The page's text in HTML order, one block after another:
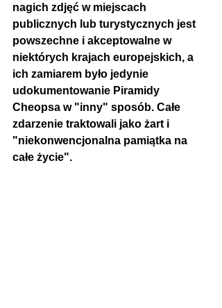
nagich zdjęć w miejscach
publicznych lub turystycznych jest
powszechne i akceptowalne w
niektórych krajach europejskich, a
ich zamiarem było jedynie
udokumentowanie Piramidy
Cheopsa w "inny" sposób. Całe
zdarzenie traktowali jako żart i
"niekonwencjonalna pamiątka na
całe życie".